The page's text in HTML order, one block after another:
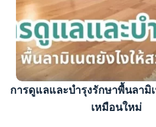
การดูแลและบำรุงรักษาพื้นลามิ
เหมือนใหม่